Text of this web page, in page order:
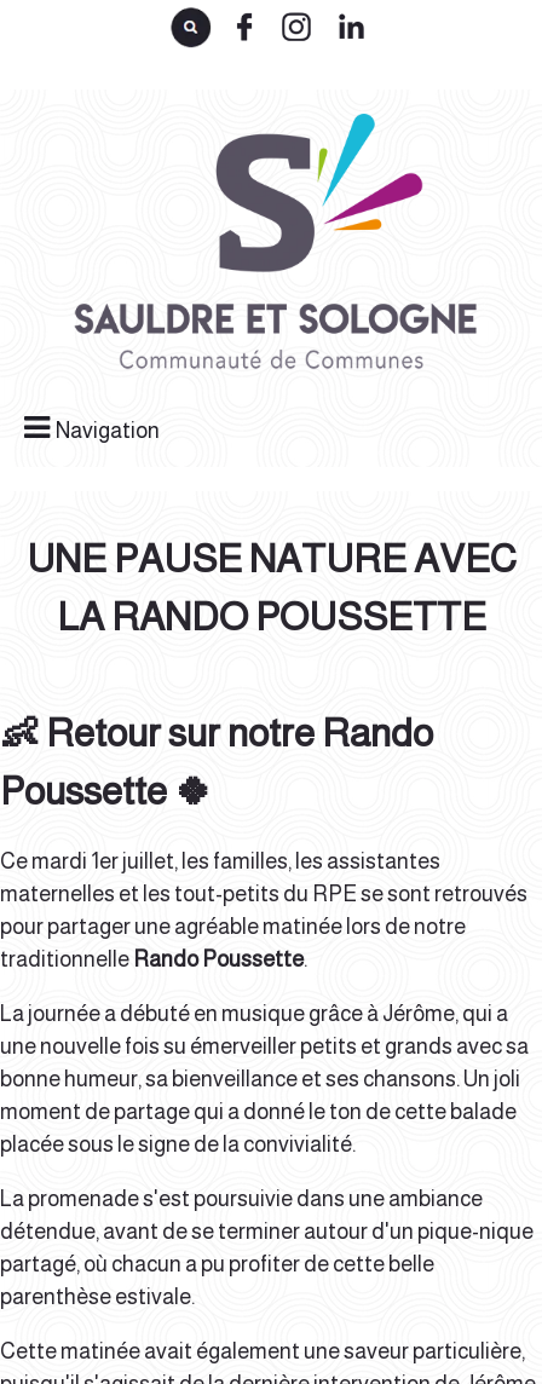
Navigation
UNE PAUSE NATURE AVEC
LA RANDO POUSSETTE
👶 Retour sur notre Rando
Poussette 🍀
Ce mardi 1er juillet, les familles, les assistantes
maternelles et les tout-petits du RPE se sont retrouvés
pour partager une agréable matinée lors de notre
traditionnelle Rando Poussette.
La journée a débuté en musique grâce à Jérôme, qui a
une nouvelle fois su émerveiller petits et grands avec sa
bonne humeur, sa bienveillance et ses chansons. Un joli
moment de partage qui a donné le ton de cette balade
placée sous le signe de la convivialité.
La promenade s'est poursuivie dans une ambiance
détendue, avant de se terminer autour d'un pique-nique
partagé, où chacun a pu profiter de cette belle
parenthèse estivale.
Cette matinée avait également une saveur particulière,